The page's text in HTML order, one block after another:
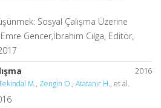
Sosyal Çalışma Üzerine
Gencer,İbrahim Cılga, Editör,
2016
M., Zengin O., Atatanır H., et al.